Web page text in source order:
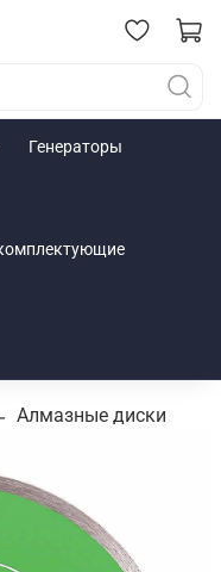
Генераторы
Алмазные диски